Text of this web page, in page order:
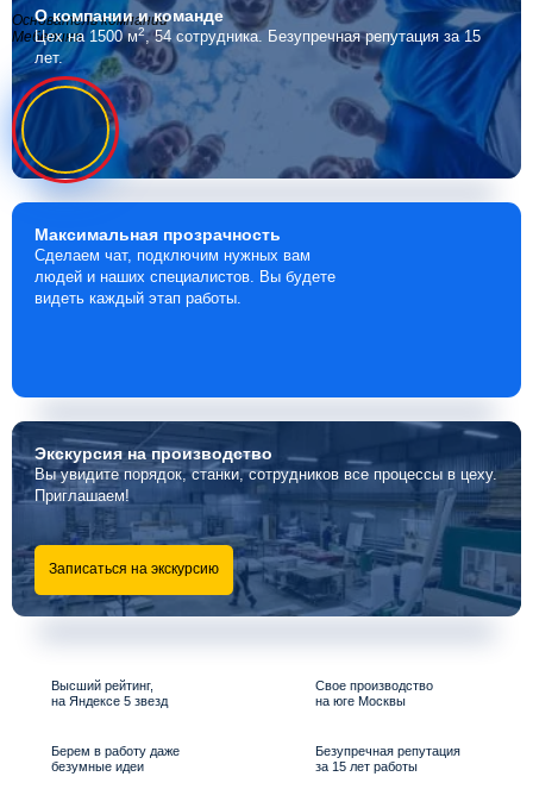
Высший рейтинг,
на Яндексе 5 звезд
Свое производство
на юге Москвы
Берем в работу даже
безумные идеи
Безупречная репутация
за 15 лет работы
Основатель компании
Мебелино
О компаниии команде
Цех на 1500 м2, 54 сотрудника. Безупречная репутация за 15
лет.
Максимальная прозрачность
Сделаем чат, подключим нужных вам
людей и наших специалистов. Вы будете
видеть каждый этап работы.
Экскурсияна производство
Вы увидите порядок, станки, сотрудников все процессы в цеху.
Приглашаем!
Записаться на экскурсию